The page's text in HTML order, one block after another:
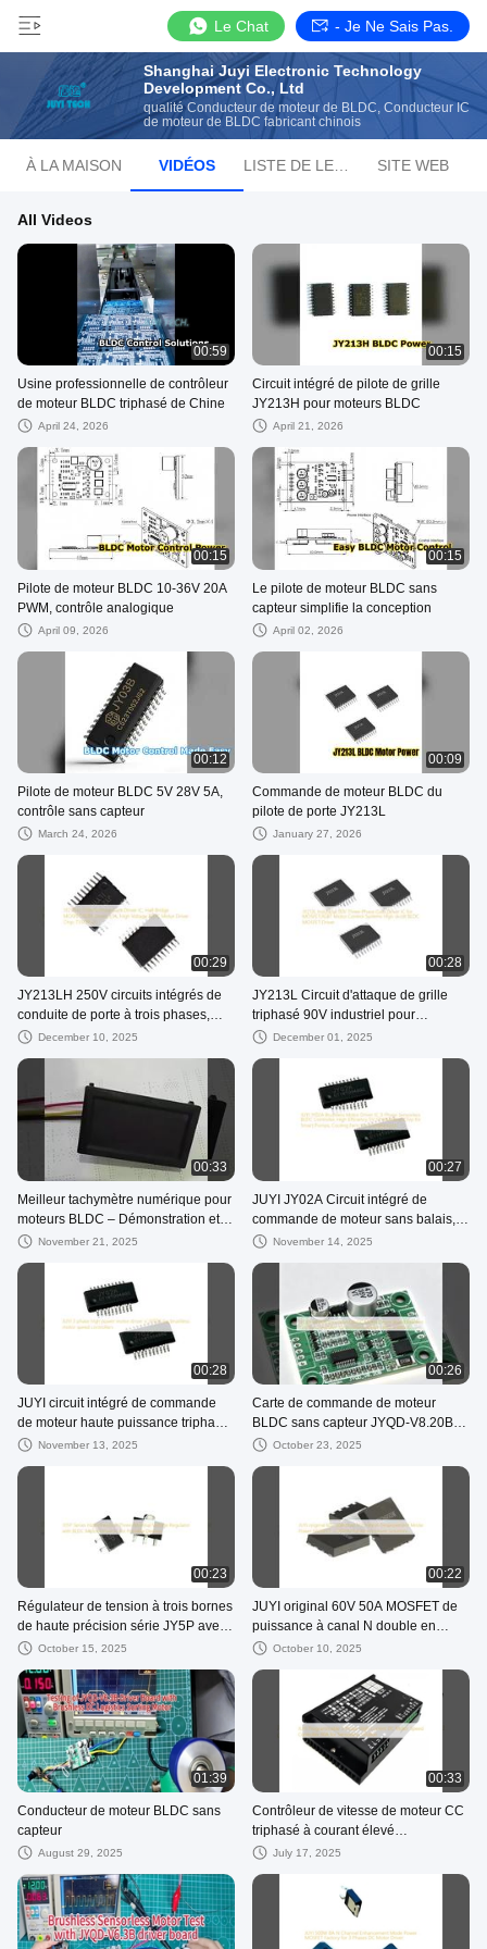
Le Chat - Je Ne Sais Pas.
Shanghai Juyi Electronic Technology
Development Co., Ltd
qualité Conducteur de moteur de BLDC, Conducteur IC
de moteur de BLDC fabricant chinois
À LA MAISON VIDÉOS SITE WEB
All Videos
00:59
Usine professionnelle de contrôleur
de moteur BLDC triphasé de Chine
April 24, 2026
00:15
Circuit intégré de pilote de grille
JY213H pour moteurs BLDC
April 21, 2026
00:15
Pilote de moteur BLDC 10-36V 20A
PWM, contrôle analogique
April 09, 2026
00:15
Le pilote de moteur BLDC sans
capteur simplifie la conception
April 02, 2026
00:12
Pilote de moteur BLDC 5V 28V 5A,
contrôle sans capteur
March 24, 2026
00:09
Commande de moteur BLDC du
pilote de porte JY213L
January 27, 2026
00:29
JY213LH 250V circuits intégrés de
conduite de porte à trois phases,
pilote MOSFET/IGBT à demi-pont
December 10, 2025
00:28
JY213L Circuit d'attaque de grille
triphasé 90V industriel pour
MOSFET/IGBT pour systèmes de
BLDC MOSFET à dv/dt élevé
December 01, 2025
00:33
Meilleur tachymètre numérique pour
moteurs BLDC – Démonstration et
configuration de l'affichage des RPM
November 21, 2025
00:27
JUYI JY02A Circuit intégré de
commande de moteur sans balais,
contrôleur BLDC triphasé sans
5V à haut rendement pour pompes
intelligentes, ventilateurs de
refroidissement, compresseurs d'air
November 14, 2025
00:28
JUYI circuit intégré de commande
de moteur haute puissance triphasé
JY02A pour contrôleurs de vitesse
November 13, 2025
00:26
Carte de commande de moteur
BLDC sans capteur JYQD-V8.20B
Contrôleur efficace 5V-28V pour
intégré JY02A
October 23, 2025
00:23
Régulateur de tension à trois bornes
de haute précision série JY5P avec
circuit intégré de commande de
portables
October 15, 2025
00:22
JUYI original 60V 50A MOSFET de
puissance à canal N double en
mode d'amélioration JY2605M pour
October 10, 2025
01:39
Conducteur de moteur BLDC sans
capteur
August 29, 2025
00:33
Contrôleur de vitesse de moteur CC
triphasé à courant élevé
programmable JUYI 60A pour
July 17, 2025